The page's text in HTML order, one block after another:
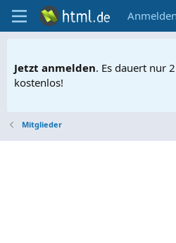
Anmelden
Jetzt anmelden. Es dauert nur
kostenlos!
Mitglieder